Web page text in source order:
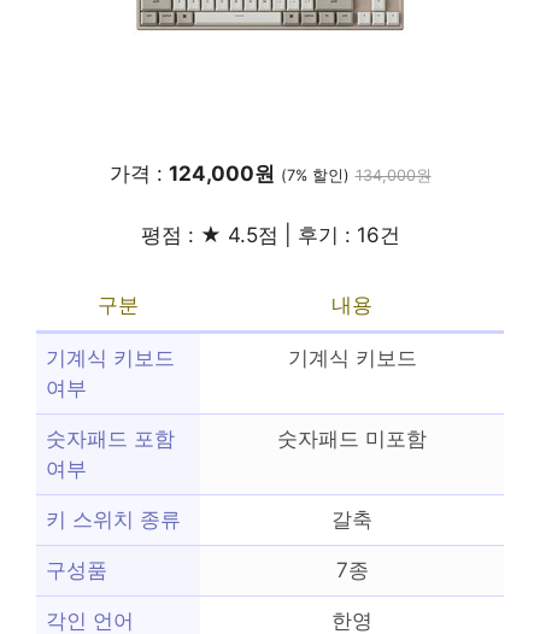
가격 : 124,000원 (7% 할인) 134,000원
평점 : ★ 4.5점 | 후기 : 16건
구분 내용
기계식 키보드
여부
기계식 키보드
숫자패드 포함
여부
숫자패드 미포함
키 스위치 종류 갈축
구성품 7종
각인 언어 한영